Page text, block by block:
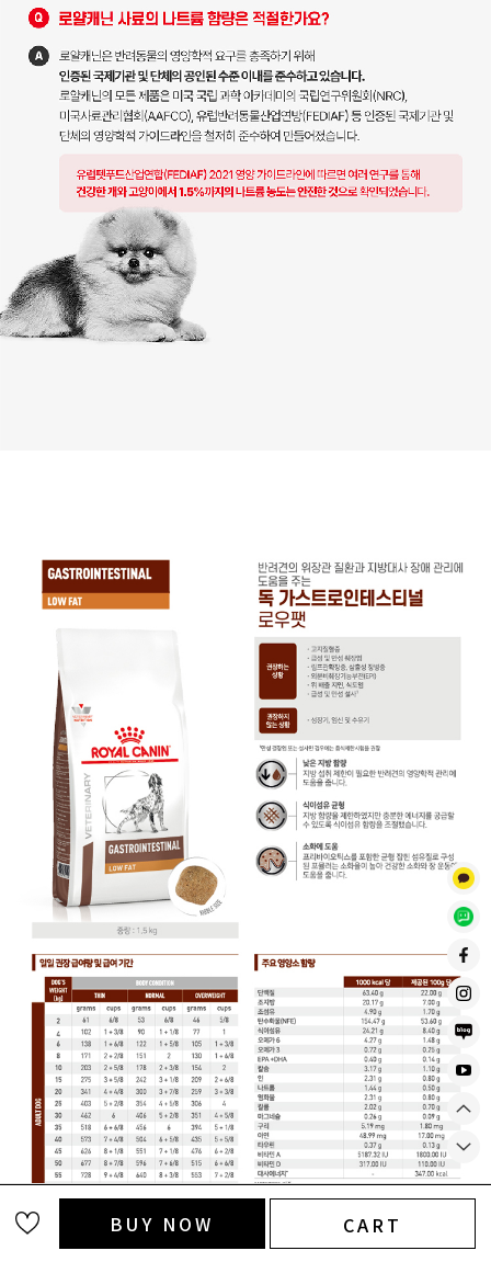
BUY NOW CART